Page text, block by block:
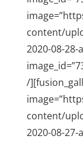
content/
2020-08-28-
/
content/
2020-08-27-